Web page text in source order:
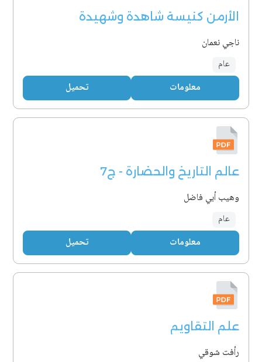
الأرمن كنيسة شاهدة وشهيدة
ناجي نعمان
عام
معلومات تحميل
عالم التاريخ والحضارة - ج7
وهيب أبي فاضل
عام
معلومات تحميل
علم التقاويم
رأفت شوقي